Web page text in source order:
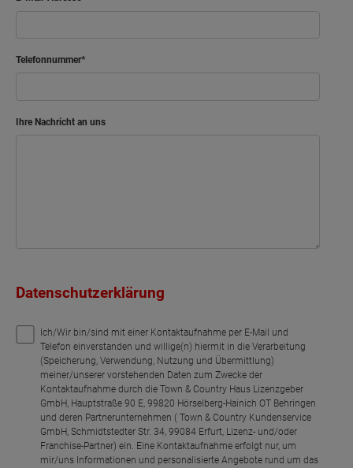
Telefonnummer
Ihre Nachricht an uns
Datenschutzerklärung
Ich/Wir bin/sind mit einer Kontaktaufnahme per E-Mail und
Telefon einverstanden und willige(n) hiermit in die Verarbeitung
(Speicherung, Verwendung, Nutzung und Übermittlung)
meiner/unserer vorstehenden Daten zum Zwecke der
Kontaktaufnahme durch die Town & Country Haus Lizenzgeber
GmbH, Hauptstraße 90 E, 99820 Hörselberg-Hainich OT Behringen
und deren Partnerunternehmen ( Town & Country Kundenservice
GmbH, Schmidtstedter Str. 34, 99084 Erfurt, Lizenz- und/oder
Franchise-Partner) ein. Eine Kontaktaufnahme erfolgt nur, um
mir/uns Informationen und personalisierte Angebote rund um das